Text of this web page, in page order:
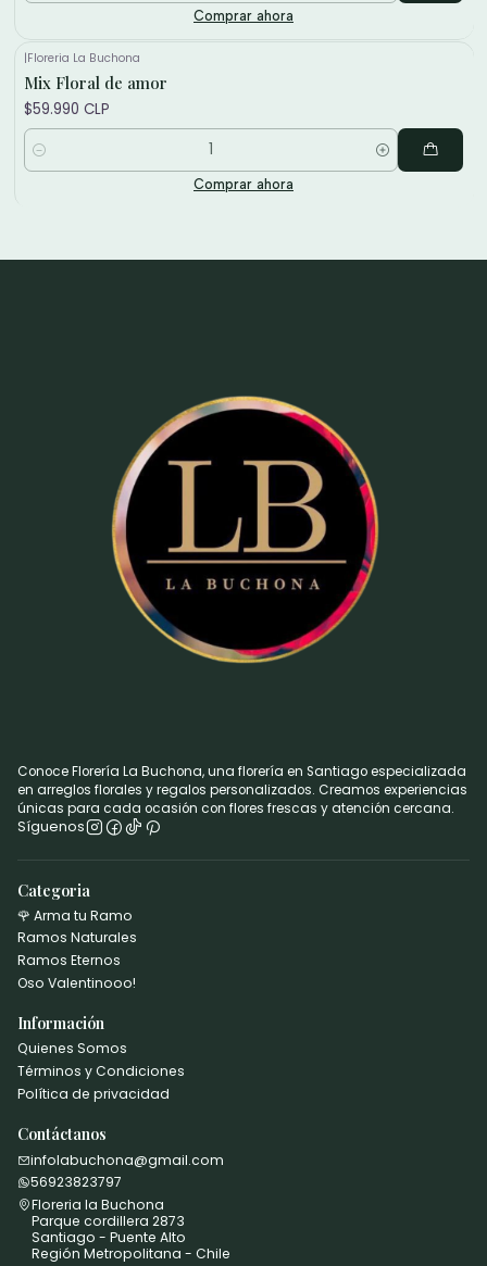
Comprar ahora
|Floreria La Buchona
Mix Floral de amor
$59.990 CLP
Cantidad
Comprar ahora
Conoce Florería La Buchona, una florería en Santiago especializada
en arreglos florales y regalos personalizados. Creamos experiencias
únicas para cada ocasión con flores frescas y atención cercana.
Síguenos
Categoria
🌹 Arma tu Ramo
Ramos Naturales
Ramos Eternos
Oso Valentinooo!
Información
Quienes Somos
Términos y Condiciones
Política de privacidad
Contáctanos
infolabuchona@gmail.com
56923823797
Floreria la Buchona
Parque cordillera 2873
Santiago - Puente Alto
Región Metropolitana - Chile